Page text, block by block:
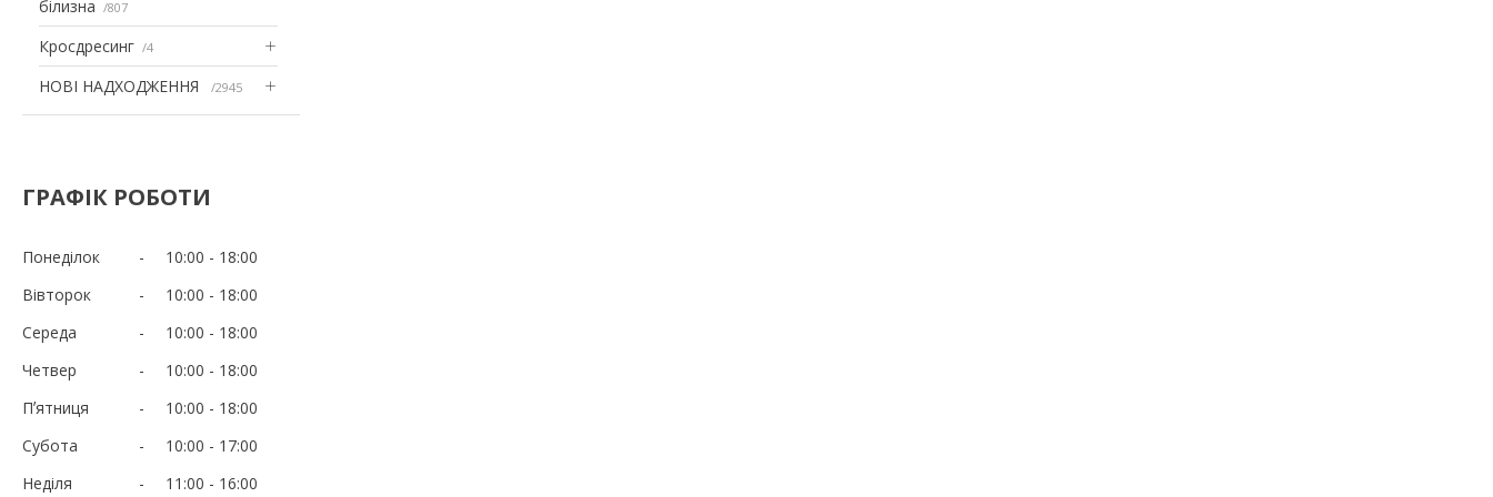
білизна 807
Кросдресинг 4
НОВІ НАДХОДЖЕННЯ 2945
ГРАФІК РОБОТИ
Понеділок 10:00
18:00
Вівторок
10:00
18:00
Середа
10:00
18:00
Четвер
10:00
18:00
Пʼятниця
10:00
18:00
Субота
10:00
17:00
Неділя
11:00 16:00